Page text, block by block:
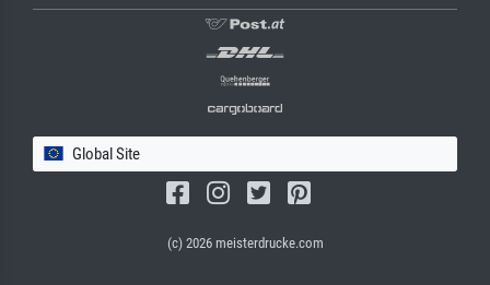
Global Site
(c) 2026 meisterdrucke.com